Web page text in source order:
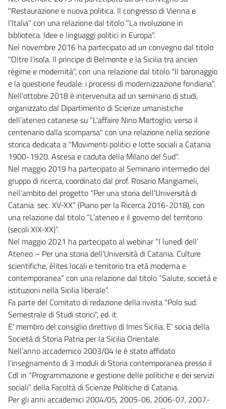
"Restaurazione e nuova politica. Il congresso di Vienna e
l'Italia" con una relazione dal titolo "La rivoluzione in
biblioteca. Idee e linguaggi politici in Europa".
Nel novembre 2016 ha partecipato ad un convegno dal titolo
"Oltre l'isola. Il principe di Belmonte e la Sicilia tra ancien
régime e modernità", con una relazione dal titolo "Il baronaggio
e la questione feudale: i processi di modernizzazione fondiaria".
Nell'ottobre 2018 è intervenuta ad un seminario di studi,
organizzato dal Dipartimento di Scienze umanistiche
dell’ateneo catanese su "L'affaire Nino Martoglio: verso il
centenario dalla scomparsa" con una relazione nella sezione
storica dedicata a "Movimenti politici e lotte sociali a Catania
1900-1920. Ascesa e caduta della Milano del Sud".
Nel maggio 2019 ha partecipato al Seminario intermedio del
gruppo di ricerca, coordinato dal prof. Rosario Mangiameli,
nell’ambito del progetto “Per una storia dell’Università di
Catania. sec. XV-XX” (Piano per la Ricerca 2016-2018), con
una relazione dal titolo “L’ateneo e il governo del territorio
(secoli XIX-XX)”.
Nel maggio 2021 ha partecipato al webinar “I lunedì dell’
Ateneo – Per una storia dell’Università di Catania. Culture
scientifiche, élites locali e territorio tra età moderna e
contemporanea” con una relazione dal titolo “Salute, società e
istituzioni nella Sicilia liberale”.
Fa parte del Comitato di redazione della rivista "Polo sud.
Semestrale di Studi storici", ed. it.
E' membro del consiglio direttivo di Imes Sicilia. E' socia della
Società di Storia Patria per la Sicilia Orientale.
Nell’anno accademico 2003/04 le è stato affidato
l’insegnamento di 3 moduli di Storia contemporanea presso il
Cdl in “Programmazione e gestione delle politiche e dei servizi
sociali” della Facoltà di Scienze Politiche di Catania.
Per gli anni accademici 2004/05, 2005-06, 2006-07, 2007-